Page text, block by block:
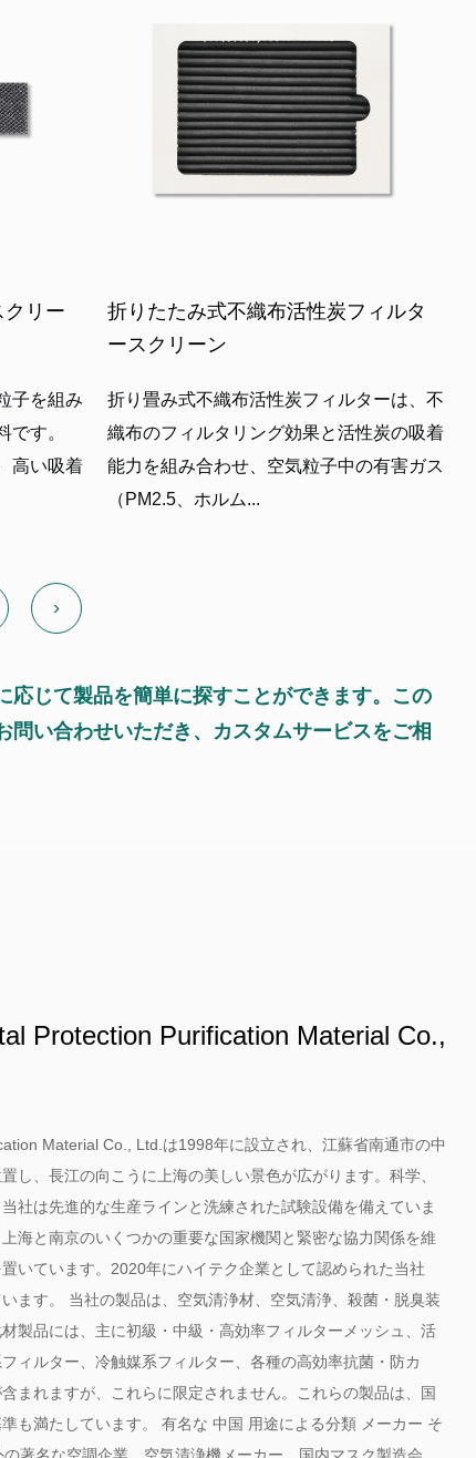
リー
子を組み
です。
高い吸着
折りたたみ式不織布活性炭フィルタ
ースクリーン
折り畳み式不織布活性炭フィルターは、不
織布のフィルタリング効果と活性炭の吸着
能力を組み合わせ、空気粒子中の有害ガス
（PM2.5、ホルム...
›
じて製品を簡単に探すことができます。この
い合わせいただき、カスタムサービスをご相
Protection Purification Material Co.,
Material Co., Ltd.は1998年に設立され、江蘇省南通市の中
し、長江の向こうに上海の美しい景色が広がります。科学、
社は先進的な生産ラインと洗練された試験設備を備えていま
海と南京のいくつかの重要な国家機関と緊密な協力関係を維
いています。2020年にハイテク企業として認められた当社
ます。 当社の製品は、空気清浄材、空気清浄、殺菌・脱臭装
製品には、主に初級・中級・高効率フィルターメッシュ、活
ィルター、冷触媒系フィルター、各種の高効率抗菌・防カ
まれますが、これらに限定されません。これらの製品は、国
も満たしています。 有名な 中国 用途による分類 メーカー そ